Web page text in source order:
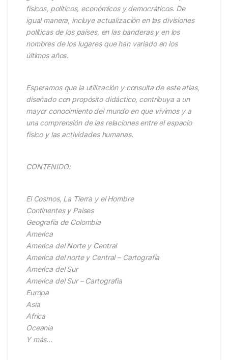
físicos, políticos, económicos y democráticos. De
igual manera, incluye actualización en las divisiones
políticas de los países, en las banderas y en los
nombres de los lugares que han variado en los
últimos años.
Esperamos que la utilización y consulta de este atlas,
diseñado con propósito didáctico, contribuya a un
mayor conocimiento del mundo en que vivimos y a
una comprensión de las relaciones entre el espacio
físico y las actividades humanas.
CONTENIDO:
El Cosmos, La Tierra y el Hombre
Continentes y Paises
Geografía de Colombia
America
America del Norte y Central
America del norte y Central – Cartografia
America del Sur
America del Sur – Cartografia
Europa
Asia
Africa
Oceania
Y más…